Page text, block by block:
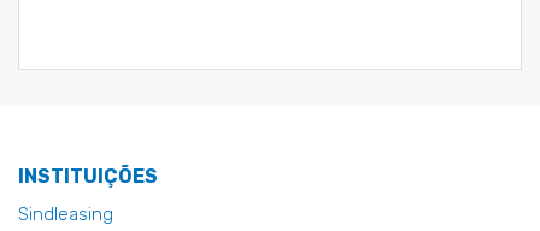
INSTITUIÇÕES
Sindleasing